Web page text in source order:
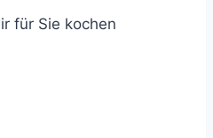
für Sie kochen